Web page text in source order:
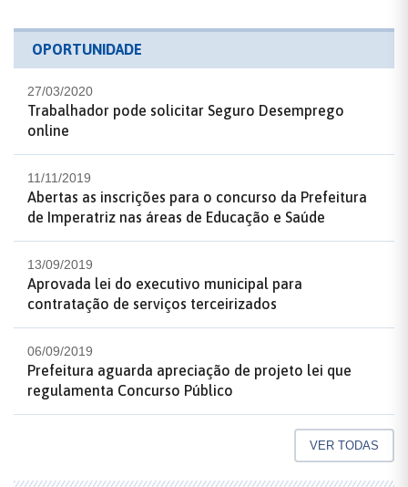
OPORTUNIDADE
27/03/2020
Trabalhador pode solicitar Seguro Desemprego
online
11/11/2019
Abertas as inscrições para o concurso da Prefeitura
de Imperatriz nas áreas de Educação e Saúde
13/09/2019
Aprovada lei do executivo municipal para
contratação de serviços terceirizados
06/09/2019
Prefeitura aguarda apreciação de projeto lei que
regulamenta Concurso Público
VER TODAS